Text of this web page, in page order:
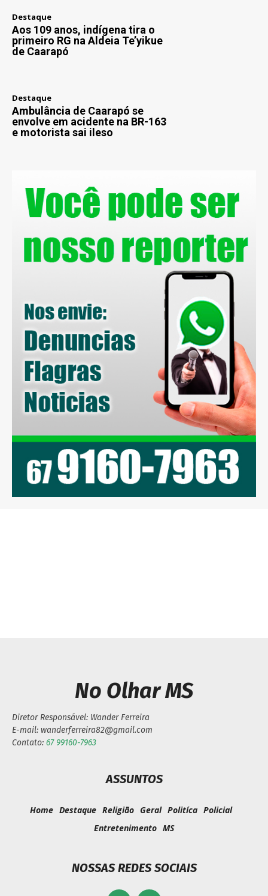
Destaque
Aos 109 anos, indígena tira o
primeiro RG na Aldeia Te’yikue
de Caarapó
Destaque
Ambulância de Caarapó se
envolve em acidente na BR-163
e motorista sai ileso
No Olhar MS
Diretor Responsável: Wander Ferreira
E-mail: wanderferreira82@gmail.com
Contato: 67 99160-7963
ASSUNTOS
Home Destaque Religião Geral Politíca Policial
Entretenimento MS
NOSSAS REDES SOCIAIS